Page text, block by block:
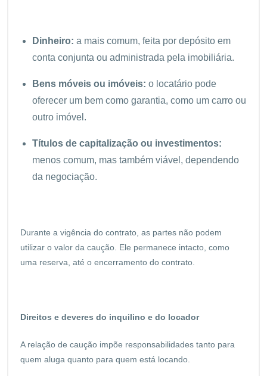
Dinheiro: a mais comum, feita por depósito em
conta conjunta ou administrada pela imobiliária.
Bens móveis ou imóveis: o locatário pode
oferecer um bem como garantia, como um carro ou
outro imóvel.
Títulos de capitalização ou investimentos:
menos comum, mas também viável, dependendo
da negociação.
Durante a vigência do contrato, as partes não podem
utilizar o valor da caução. Ele permanece intacto, como
uma reserva, até o encerramento do contrato.
Direitos e deveres do inquilino e do locador
A relação de caução impõe responsabilidades tanto para
quem aluga quanto para quem está locando.